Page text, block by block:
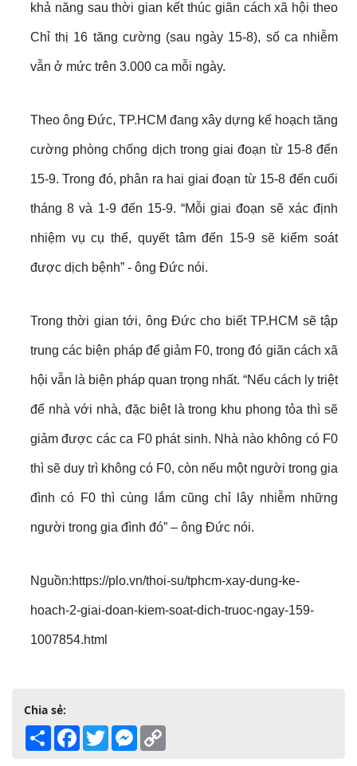
khả năng sau thời gian kết thúc giãn cách xã hội theo
Chỉ thị 16 tăng cường (sau ngày 15-8), số ca nhiễm
vẫn ở mức trên 3.000 ca mỗi ngày.
Theo ông Đức, TP.HCM đang xây dựng kế hoạch tăng
cường phòng chống dịch trong giai đoạn từ 15-8 đến
15-9. Trong đó, phân ra hai giai đoạn từ 15-8 đến cuối
tháng 8 và 1-9 đến 15-9. “Mỗi giai đoạn sẽ xác định
nhiệm vụ cụ thể, quyết tâm đến 15-9 sẽ kiểm soát
được dịch bệnh” - ông Đức nói.
Trong thời gian tới, ông Đức cho biết TP.HCM sẽ tập
trung các biện pháp để giảm F0, trong đó giãn cách xã
hội vẫn là biện pháp quan trọng nhất. “Nếu cách ly triệt
để nhà với nhà, đặc biệt là trong khu phong tỏa thì sẽ
giảm được các ca F0 phát sinh. Nhà nào không có F0
thì sẽ duy trì không có F0, còn nếu một người trong gia
đình có F0 thì cùng lắm cũng chỉ lây nhiễm những
người trong gia đình đó” – ông Đức nói.
Nguồn:https://plo.vn/thoi-su/tphcm-xay-dung-ke-
hoach-2-giai-doan-kiem-soat-dich-truoc-ngay-159-
1007854.html
Chia sẻ:
Share Facebook
TwitterMessenger